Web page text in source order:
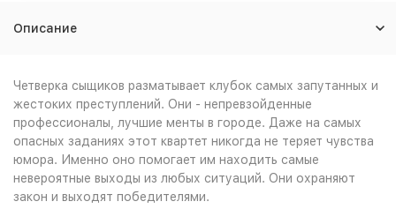
Описание
Четверка сыщиков разматывает клубок самых запутанных и
жестоких преступлений. Они - непревзойденные
профессионалы, лучшие менты в городе. Даже на самых
опасных заданиях этот квартет никогда не теряет чувства
юмора. Именно оно помогает им находить самые
невероятные выходы из любых ситуаций. Они охраняют
закон и выходят победителями.